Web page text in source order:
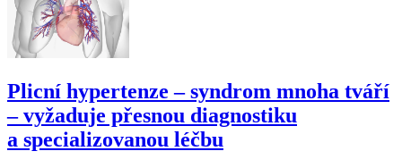
Plicní hypertenze –⁠ syndrom mnoha tváří
–⁠ vyžaduje přesnou diagnostiku
a specializovanou léčbu